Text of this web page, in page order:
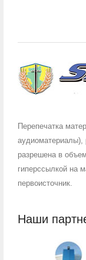
Перепечатка
аудиоматериалы),
разрешена в
гиперссылкой на
первоисточник.
Наши